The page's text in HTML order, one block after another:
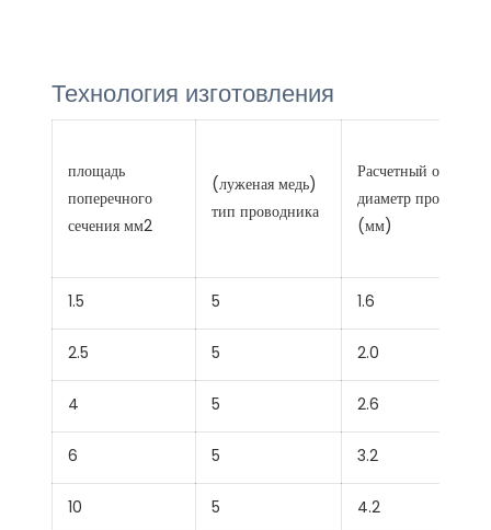
Технология изготовления
площадь
поперечного
сечения мм2
(луженая медь)
тип проводника
Расчетный общий
диаметр
(мм)
1.5 5 1.6
2.5 5 2.0
4 5 2.6
6 5 3.2
10 5 4.2